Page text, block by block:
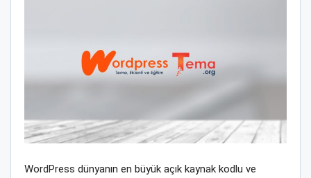
WordPress dünyanın en büyük açık kaynak kodlu ve